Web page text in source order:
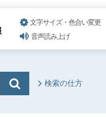
文字サイズ・色合い変更
音声読み上げ
検索の仕方